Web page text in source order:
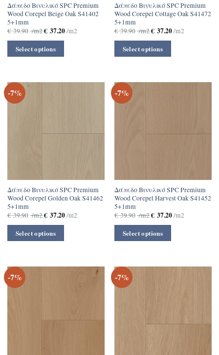
Δάπεδο Βινυλικό SPC Premium
Wood Corepel Βeige Oak S41402
5+1mm
€39.90 /m2€37.20/m2
Select options
Δάπεδο Βινυλικό SPC Premium
Wood Corepel Cottage Oak S41472
5+1mm
€39.90 /m2€37.20/m2
Select options
-7%
Δάπεδο Βινυλικό SPC Premium
Wood Corepel Golden Oak S41462
5+1mm
€39.90 /m2€37.20/m2
Select options
-7%
Δάπεδο Βινυλικό SPC Premium
Wood Corepel Harvest Oak S41452
5+1mm
€39.90 /m2€37.20/m2
Select options
-7% -7%